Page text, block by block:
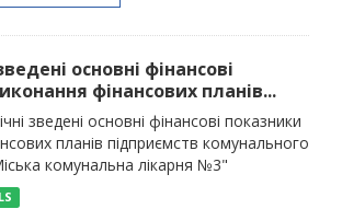
основні фінансові
фінансових планів...
зведені основні фінансові показники
планів підприємств комунального
комунальна лікарня №3"